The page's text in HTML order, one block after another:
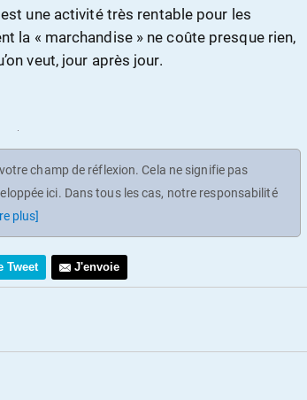
une activité très rentable pour les
la « marchandise » ne coûte presque rien,
veut, jour après jour.
champ de réflexion. Cela ne signifie pas
ici. Dans tous les cas, notre responsabilité
plus]
Tweet J'envoie